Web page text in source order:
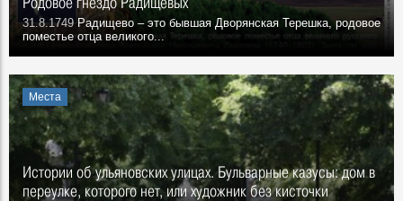
31.8.1749 Радищево – это бывшая Дворянская Терешка, родовое
поместье отца великого...
Места
Истории об ульяновских улицах. Бульварные казусы: дом в
переулке, которого нет, или художник без кисточки